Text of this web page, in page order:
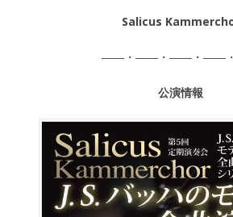
Salicus
――・――・――・――
公演情報